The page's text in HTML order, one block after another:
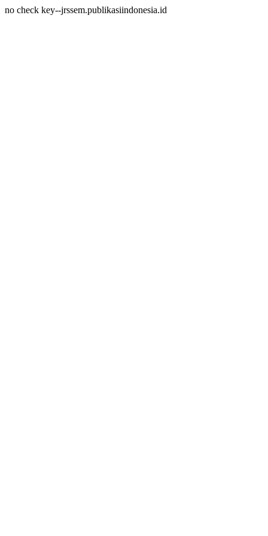
no check key--jrssem.publikasiindonesia.id